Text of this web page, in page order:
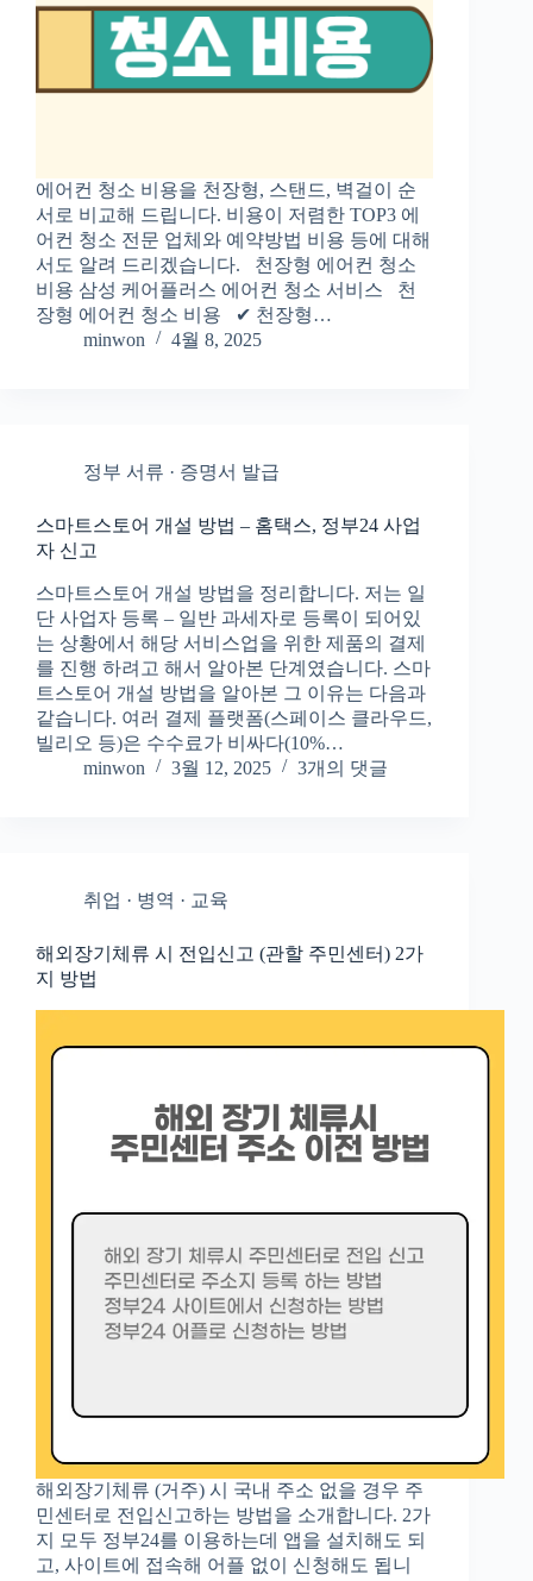
에어컨 청소 비용을 천장형, 스탠드, 벽걸이 순
서로 비교해 드립니다. 비용이 저렴한 TOP3 에
어컨 청소 전문 업체와 예약방법 비용 등에 대해
서도 알려 드리겠습니다. 천장형 에어컨 청소
비용 삼성 케어플러스 에어컨 청소 서비스 천
장형 에어컨 청소 비용 ✔ 천장형…
minwon
4월 8, 2025
정부 서류 · 증명서 발급
스마트스토어 개설 방법 – 홈택스, 정부24 사업
자 신고
스마트스토어 개설 방법을 정리합니다. 저는 일
단 사업자 등록 – 일반 과세자로 등록이 되어있
는 상황에서 해당 서비스업을 위한 제품의 결제
를 진행 하려고 해서 알아본 단계였습니다. 스마
트스토어 개설 방법을 알아본 그 이유는 다음과
같습니다. 여러 결제 플랫폼(스페이스 클라우드,
빌리오 등)은 수수료가 비싸다(10%…
minwon
3월 12, 2025 3개의 댓글
취업 · 병역 · 교육
해외장기체류 시 전입신고 (관할 주민센터) 2가
지 방법
해외장기체류 (거주) 시 국내 주소 없을 경우 주
민센터로 전입신고하는 방법을 소개합니다. 2가
지 모두 정부24를 이용하는데 앱을 설치해도 되
고, 사이트에 접속해 어플 없이 신청해도 됩니